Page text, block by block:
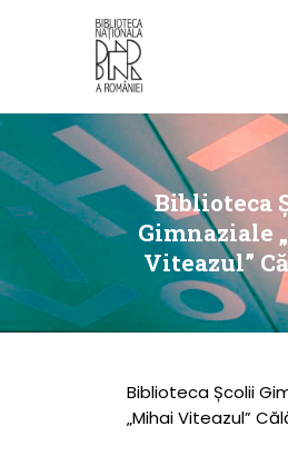
Biblioteca
Gimnaziale
Viteazul”
DESPRE NOI
PERMISUL MEU
BIBLIOTECĂ
CATALOAGE ȘI
COLECȚII
BIBLIOTECA
EVENIMENTE
CULTURALE
Biblioteca Școlii
„Mihai Viteazul”